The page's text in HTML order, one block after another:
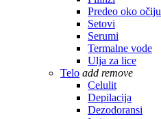
Predeo oko očiju
Setovi
Serumi
Termalne vode
Ulja za lice
Telo add remove
Celulit
Depilacija
Dezodoransi